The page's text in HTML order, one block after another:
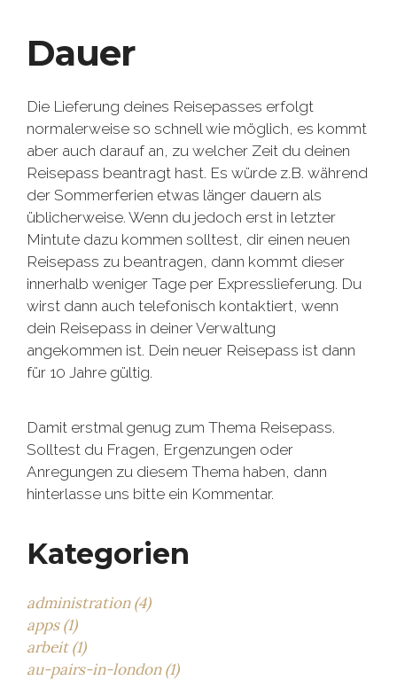
Dauer
Die Lieferung deines Reisepasses erfolgt
normalerweise so schnell wie möglich, es kommt
aber auch darauf an, zu welcher Zeit du deinen
Reisepass beantragt hast. Es würde z.B. während
der Sommerferien etwas länger dauern als
üblicherweise. Wenn du jedoch erst in letzter
Mintute dazu kommen solltest, dir einen neuen
Reisepass zu beantragen, dann kommt dieser
innerhalb weniger Tage per Expresslieferung. Du
wirst dann auch telefonisch kontaktiert, wenn
dein Reisepass in deiner Verwaltung
angekommen ist. Dein neuer Reisepass ist dann
für 10 Jahre gültig.
Damit erstmal genug zum Thema Reisepass.
Solltest du Fragen, Ergenzungen oder
Anregungen zu diesem Thema haben, dann
hinterlasse uns bitte ein Kommentar.
Kategorien
administration (4)
apps (1)
arbeit (1)
au-pairs-in-london (1)